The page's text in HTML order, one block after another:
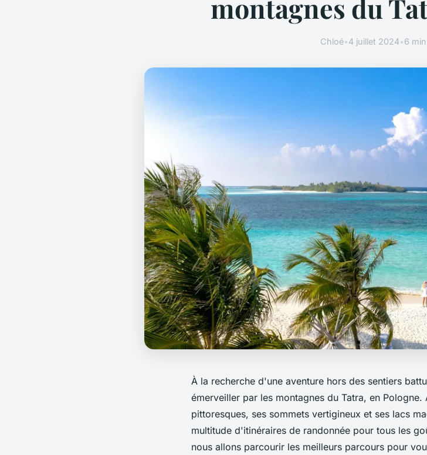
montagnes du
Chloé•4 juillet 2024•6
À la recherche d'une aventure hors des sentiers
émerveiller par les montagnes du Tatra, en Pologne.
pittoresques, ses sommets vertigineux et ses lacs
multitude d'itinéraires de randonnée pour tous les
nous allons parcourir les meilleurs parcours pour